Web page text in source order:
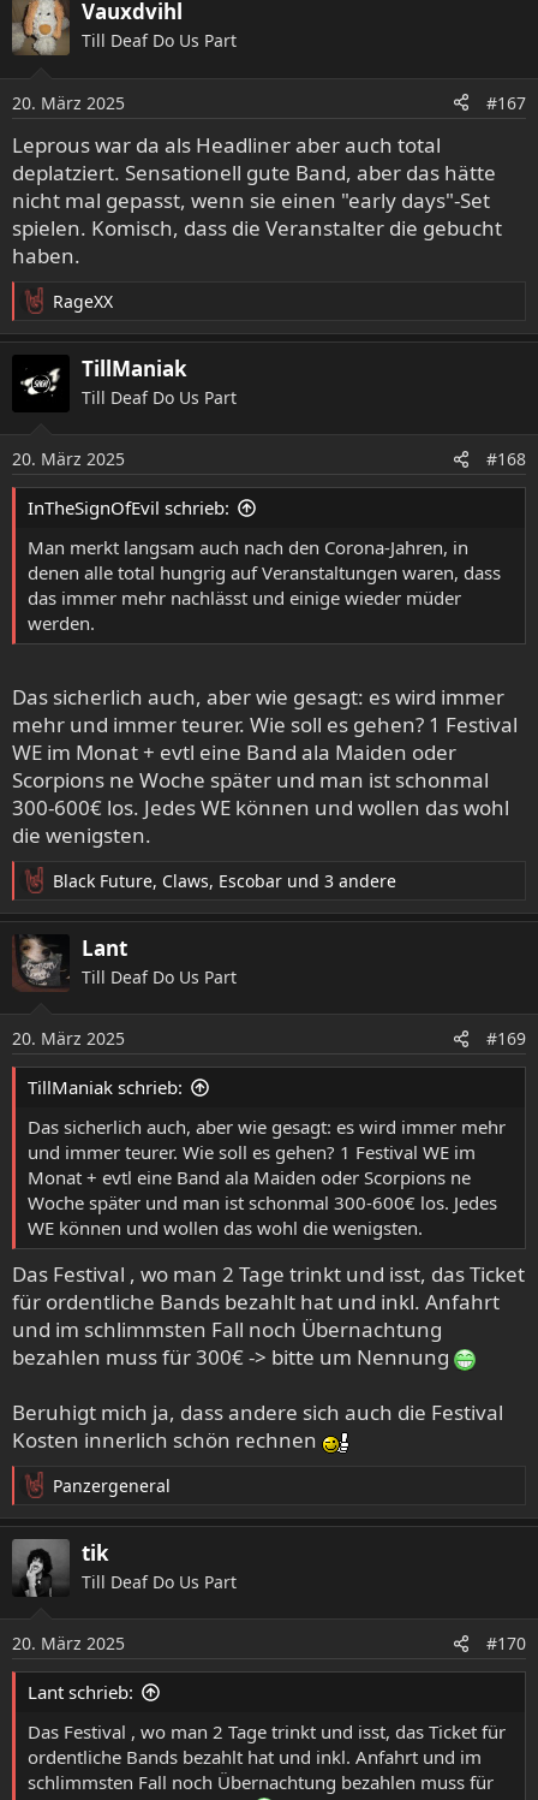
Vauxdvihl
Till Deaf Do Us Part
20. März 2025 #167
Leprous war da als Headliner aber auch total
deplatziert. Sensationell gute Band, aber das hätte
nicht mal gepasst, wenn sie einen "early days"-Set
spielen. Komisch, dass die Veranstalter die gebucht
haben.
R
e
a
k
n
e
n
RageXX
TillManiak
Till Deaf Do Us Part
20. März 2025 #168
InTheSignOfEvil schrieb:
Man merkt langsam auch nach den Corona-Jahren, in
denen alle total hungrig auf Veranstaltungen waren, dass
das immer mehr nachlässt und einige wieder müder
werden.
Das sicherlich auch, aber wie gesagt: es wird immer
mehr und immer teurer. Wie soll es gehen? 1 Festival
WE im Monat + evtl eine Band ala Maiden oder
Scorpions ne Woche später und man ist schonmal
300-600€ los. Jedes WE können und wollen das wohl
die wenigsten.
R
e
a
k
t
n
e
Black Future, Claws, Escobar und 3 andere
Lant
Till Deaf Do Us Part
20. März 2025 #169
TillManiak schrieb:
Das sicherlich auch, aber wie gesagt: es wird immer mehr
und immer teurer. Wie soll es gehen? 1 Festival WE im
Monat + evtl eine Band ala Maiden oder Scorpions ne
Woche später und man ist schonmal 300-600€ los. Jedes
WE können und wollen das wohl die wenigsten.
Das Festival , wo man 2 Tage trinkt und isst, das Ticket
für ordentliche Bands bezahlt hat und inkl. Anfahrt
und im schlimmsten Fall noch Übernachtung
bezahlen muss für 300€ -> bitte um Nennung
Beruhigt mich ja, dass andere sich auch die Festival
Kosten innerlich schön rechnen
R
e
a
k
t
n
e
n
Panzergeneral
tik
Till Deaf Do Us Part
20. März 2025 #170
Lant schrieb:
Das Festival , wo man 2 Tage trinkt und isst, das Ticket für
ordentliche Bands bezahlt hat und inkl. Anfahrt und im
schlimmsten Fall noch Übernachtung bezahlen muss für